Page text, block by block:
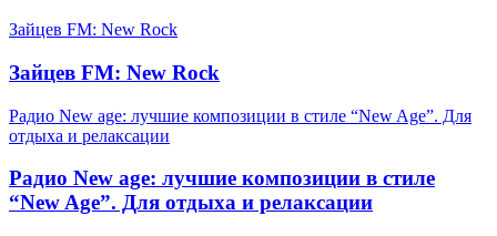
Зайцев FM: New Rock
Зайцев FM: New Rock
Радио New age: лучшие композиции в стиле “New Age”. Для
отдыха и релаксации
Радио New age: лучшие композиции в стиле
“New Age”. Для отдыха и релаксации